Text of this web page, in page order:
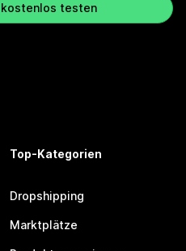
testen
Top-Kategorien
Dropshipping
Marktplätze